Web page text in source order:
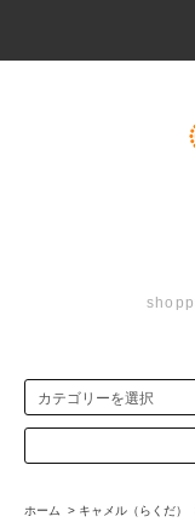
ホーム > キャメル（らくだ）